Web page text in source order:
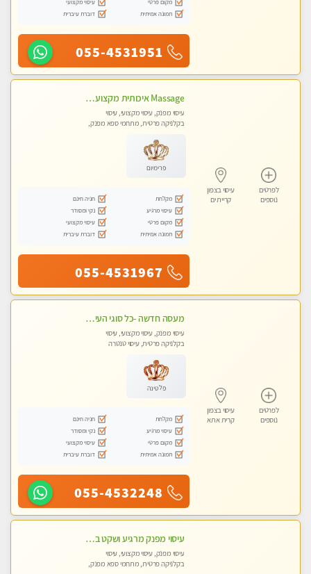
מקום פרטי
עיסוי מקצועי
תמונה אמיתית
דוברת עיברית
055-4531951
לפרטים
נוספים
עיסוי בצפון
קריית ים
Massage איכותית מקצועית ומפנקת- ללא מין !!
עיסוי מפנק, עיסוי מקצועי, עיסוי
בקלניקה פרטית, מתחמי ספא מפנק,
פרימיום
מקלחת
חניה חינם
עיסוי מרגיע
נקי ומסודר
מקום פרטי
עיסוי מקצועי
תמונה אמיתית
דוברת עיברית
055-4531967
לפרטים
נוספים
עיסוי בצפון
קרית אתא
מעסה חדשה -כל סוגי העיסויים מעסה מקצועית ואיכותית פרטי!!!מומלץ לחלוטין!!
עיסוי מפנק, עיסוי מקצועי, עיסוי
בקלניקה פרטית, עיסוי טנטרה
פלטינה
מקלחת
חניה חינם
עיסוי מרגיע
נקי ומסודר
מקום פרטי
עיסוי מקצועי
תמונה אמיתית
דוברת עיברית
055-4532248
עיסוי מפנק מרגיע ושקט במקום מדהים עיסוי מושקע מאוד -טל-04-8704141
עיסוי מפנק, עיסוי מקצועי, עיסוי
בקלניקה פרטית, מתחמי ספא מפנק,